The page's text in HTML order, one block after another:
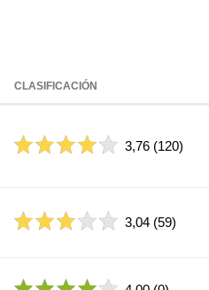
CLASIFICACIÓN
3,76 (120)
3,04 (59)